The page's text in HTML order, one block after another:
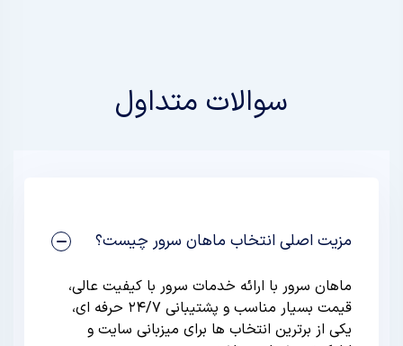
سوالات متداول
مزیت اصلی انتخاب ماهان سرور چیست؟
ماهان سرور با ارائه خدمات سرور با کیفیت عالی،
قیمت بسیار مناسب و پشتیبانی ۲۴/۷ حرفه ای،
یکی از برترین انتخاب ها برای میزبانی سایت و